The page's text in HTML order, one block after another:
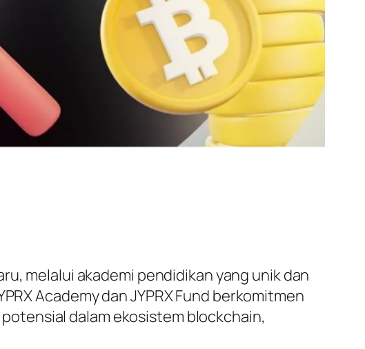
melalui akademi pendidikan yang unik dan
Academy dan JYPRX Fund berkomitmen
dalam ekosistem blockchain,